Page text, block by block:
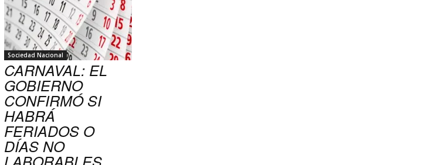
Sociedad Nacional
CARNAVAL: EL
GOBIERNO
CONFIRMÓ SI
HABRÁ
FERIADOS O
DÍAS NO